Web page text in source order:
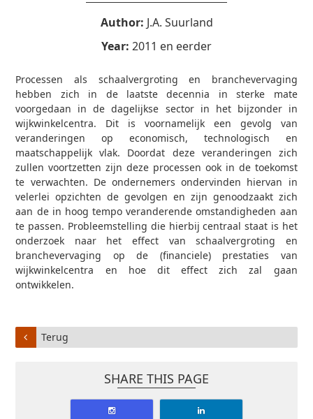
Author: J.A. Suurland
Year: 2011 en eerder
Processen als schaalvergroting en branchevervaging
hebben zich in de laatste decennia in sterke mate
voorgedaan in de dagelijkse sector in het bijzonder in
wijkwinkelcentra. Dit is voornamelijk een gevolg van
veranderingen op economisch, technologisch en
maatschappelijk vlak. Doordat deze veranderingen zich
zullen voortzetten zijn deze processen ook in de toekomst
te verwachten. De ondernemers ondervinden hiervan in
velerlei opzichten de gevolgen en zijn genoodzaakt zich
aan de in hoog tempo veranderende omstandigheden aan
te passen. Probleemstelling die hierbij centraal staat is het
onderzoek naar het effect van schaalvergroting en
branchevervaging op de (financiele) prestaties van
wijkwinkelcentra en hoe dit effect zich zal gaan
ontwikkelen.
Terug
SHARE THIS PAGE